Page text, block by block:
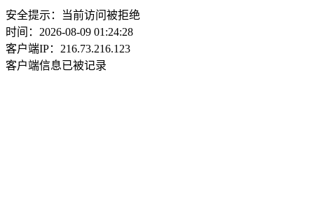
安全提示：当前访问被拒绝
时间：2026-08-09 01:24:28
客户端IP：216.73.216.123
客户端信息已被记录